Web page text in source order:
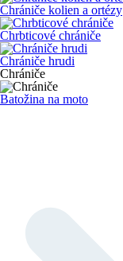
Chrániče kolien a ortézy
Chrbticové chrániče
Chrániče hrudi
Chrániče
Batožina na moto